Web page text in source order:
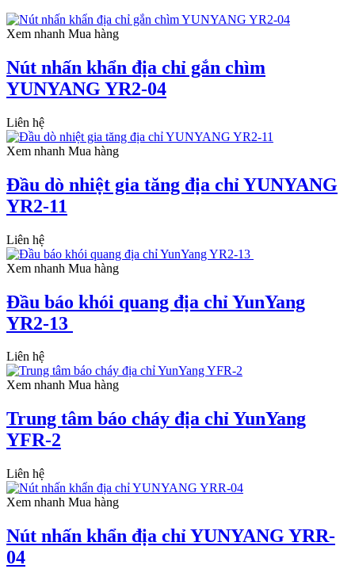
Xem nhanh Mua hàng
Nút nhấn khẩn địa chỉ gắn chìm
YUNYANG YR2-04
Liên hệ
Xem nhanh Mua hàng
Đầu dò nhiệt gia tăng địa chỉ YUNYANG
YR2-11
Liên hệ
Xem nhanh Mua hàng
Đầu báo khói quang địa chỉ YunYang
YR2-13
Liên hệ
Xem nhanh Mua hàng
Trung tâm báo cháy địa chỉ YunYang
YFR-2
Liên hệ
Xem nhanh Mua hàng
Nút nhấn khẩn địa chỉ YUNYANG YRR-
04